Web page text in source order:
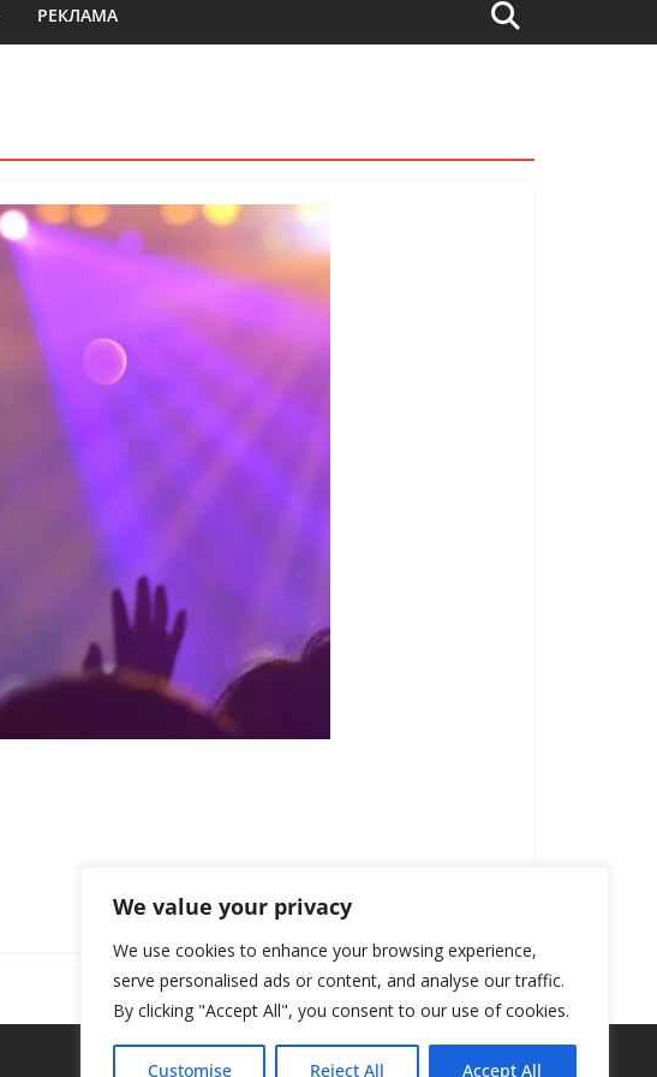
We value your privacy
We use cookies to enhance your browsing experience,
serve personalised ads or content, and analyse our traffic.
By clicking "Accept All", you consent to our use of cookies.
Customise Reject All Accept All
РЕКЛАМА